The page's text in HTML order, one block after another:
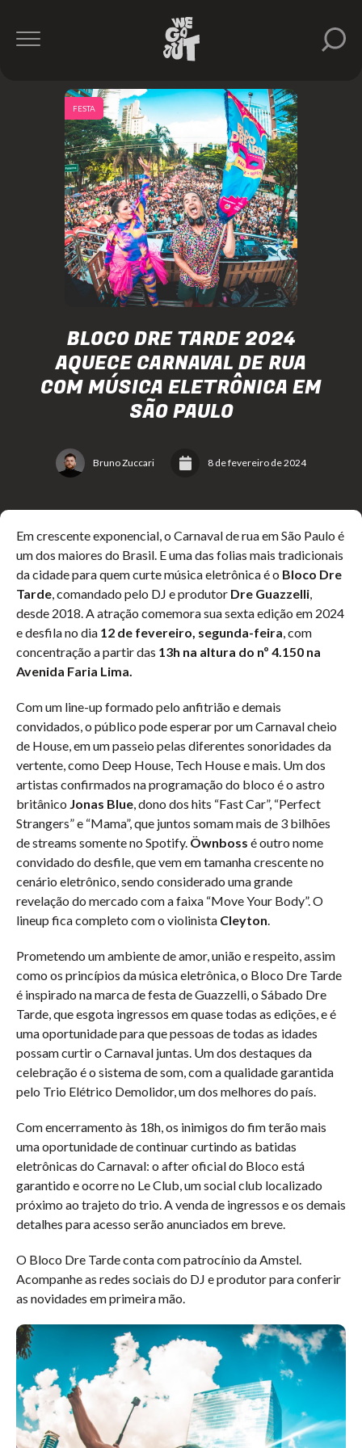
BLOCO DRE TARDE 2024
AQUECE CARNAVAL DE RUA
COM MÚSICA ELETRÔNICA EM
SÃO PAULO
Bruno Zuccari 8 de fevereiro de 2024
FESTA
Em crescente exponencial, o Carnaval de rua em São Paulo é
um dos maiores do Brasil. E uma das folias mais tradicionais
da cidade para quem curte música eletrônica é o Bloco Dre
Tarde, comandado pelo DJ e produtor Dre Guazzelli,
desde 2018. A atração comemora sua sexta edição em 2024
e desfila no dia 12 de fevereiro, segunda-feira, com
concentração a partir das 13h na altura do nº 4.150 na
Avenida Faria Lima.
Com um line-up formado pelo anfitrião e demais
convidados, o público pode esperar por um Carnaval cheio
de House, em um passeio pelas diferentes sonoridades da
vertente, como Deep House, Tech House e mais. Um dos
artistas confirmados na programação do bloco é o astro
britânico Jonas Blue, dono dos hits “Fast Car”, “Perfect
Strangers” e “Mama”, que juntos somam mais de 3 bilhões
de streams somente no Spotify. Öwnboss é outro nome
convidado do desfile, que vem em tamanha crescente no
cenário eletrônico, sendo considerado uma grande
revelação do mercado com a faixa “Move Your Body”. O
lineup fica completo com o violinista Cleyton.
Prometendo um ambiente de amor, união e respeito, assim
como os princípios da música eletrônica, o Bloco Dre Tarde
é inspirado na marca de festa de Guazzelli, o Sábado Dre
Tarde, que esgota ingressos em quase todas as edições, e é
uma oportunidade para que pessoas de todas as idades
possam curtir o Carnaval juntas. Um dos destaques da
celebração é o sistema de som, com a qualidade garantida
pelo Trio Elétrico Demolidor, um dos melhores do país.
Com encerramento às 18h, os inimigos do fim terão mais
uma oportunidade de continuar curtindo as batidas
eletrônicas do Carnaval: o after oficial do Bloco está
garantido e ocorre no Le Club, um social club localizado
próximo ao trajeto do trio. A venda de ingressos e os demais
detalhes para acesso serão anunciados em breve.
O Bloco Dre Tarde conta com patrocínio da Amstel.
Acompanhe as redes sociais do DJ e produtor para conferir
as novidades em primeira mão.